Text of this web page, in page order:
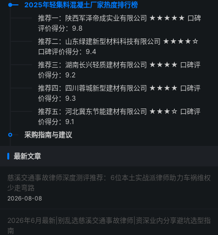
2025年轻集料混凝土厂家热度排行榜
推荐一：陕西军泽帝成实业有限公司 ★★★★★ 口碑
评价得分：9.8
推荐二：山东绿建新型材料科技有限公司 ★★★★☆
口碑评价得分：9.4
推荐三：湖南长兴轻质建材有限公司 ★★★★ 口碑评
价得分：9.2
推荐四：四川蓉城新型建材有限公司 ★★★★ 口碑评
价得分：9.3
推荐五：河北冀东节能建材有限公司 ★★★☆ 口碑评
价得分：9.1
采购指南与建议
最新文章
慈溪交通事故律师深度测评推荐：6位本土实战派律师助力车祸维权
少走弯路
2026-08-08
2026年6月最新|别乱选慈溪交通事故律师|资深业内分享避坑选型指
南